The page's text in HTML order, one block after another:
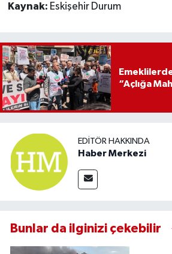
Kaynak: Eskişehir Durum
“Açlığa
EDITÖR HAKKINDA
Haber Merkezi
Bunlar da ilginizi çekebilir